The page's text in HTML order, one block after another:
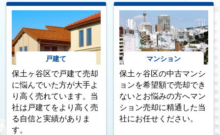
戸建て
保土ヶ谷区で戸建て売却
に悩んでいた方が大手よ
り高く売れています。当
社は戸建てをより高く売
る自信と実績がありま
す。
マンション
保土ヶ谷区の中古マンシ
ョンを希望額で売却でき
ないとお悩みの方へマン
ション売却に精通した当
社にお任せください。